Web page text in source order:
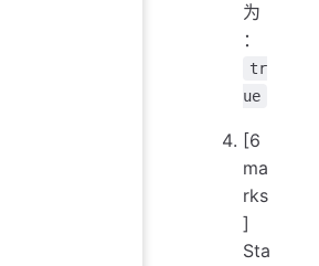
为
：
tr
ue
[6
ma
rks
]
Sta